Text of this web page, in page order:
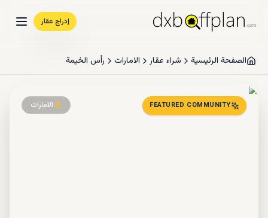
إدراج عقار
الصفحة الرئيسية شراء عقار الامارات رأس الخيمة
FEATURED COMMUNITY الامارات